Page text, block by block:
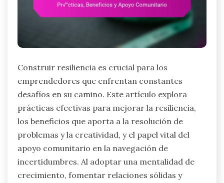
Construir resiliencia es crucial para los
emprendedores que enfrentan constantes
desafíos en su camino. Este artículo explora
prácticas efectivas para mejorar la resiliencia,
los beneficios que aporta a la resolución de
problemas y la creatividad, y el papel vital del
apoyo comunitario en la navegación de
incertidumbres. Al adoptar una mentalidad de
crecimiento, fomentar relaciones sólidas y